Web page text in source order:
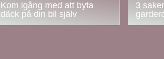
Kom igång med att byta
däck på din bil själv
3